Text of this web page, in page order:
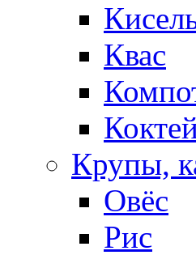
Квас
Крупы,
Овёс
Рис